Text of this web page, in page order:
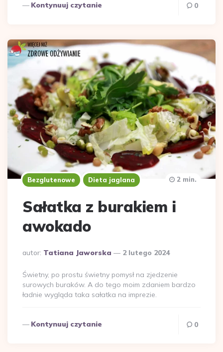
Kontynuuj czytanie 0
Bezglutenowe Dieta jaglana
Sałatka z burakiem i
awokado
Dodane
autor: Tatiana Jaworska 2 lutego 2024
2 min.
Świetny, po prostu świetny pomysł na zjedzenie
surowych buraków. A do tego moim zdaniem bardzo
ładnie wygląda taka sałatka na imprezie.
Kontynuuj czytanie 0